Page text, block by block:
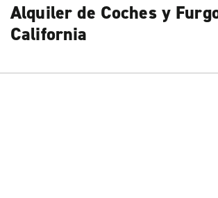
Alquiler de Coches y
California